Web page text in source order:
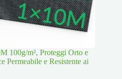
100g/m², Proteggi Orto e
Permeabile e Resistente ai